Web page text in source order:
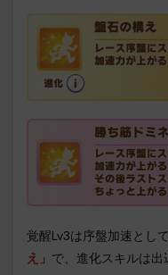
覚醒Lv3は序盤加速とし
え」 で、進化スキルは出